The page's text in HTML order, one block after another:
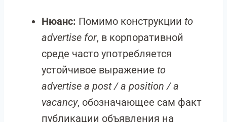
Нюанс: Помимо конструкции to
advertise for, в корпоративной
среде часто употребляется
устойчивое выражение to
advertise a post / a position / a
vacancy, обозначающее сам факт
публикации объявления на